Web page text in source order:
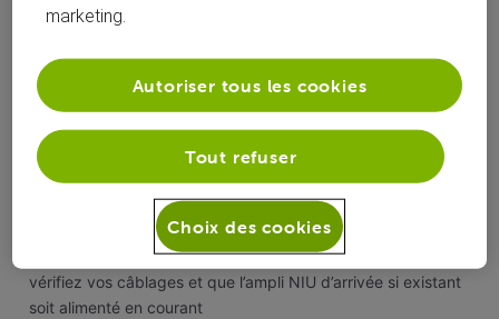
R
Bonjour ?
merci de commencer par lire la charte du forum svp :
https://forum.voo.be/page/la-charte
E52 indique un problème de signal ou pas de signal , panne
réseau ou localisée chez vous …
vérifiez vos câblages et que l’ampli NIU d’arrivée si existant
soit alimenté en courant
marketing.
Tout refuser
Autoriser tous les cookies
Choix des cookies